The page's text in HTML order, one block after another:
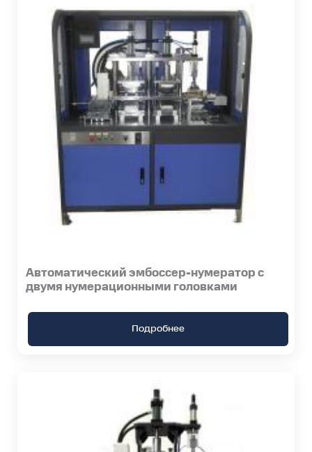
Автоматический эмбоссер-нумератор с
двумя нумерационными головками
Подробнее